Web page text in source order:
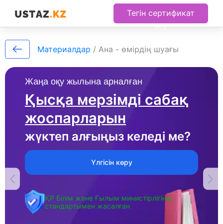
Тегін сертификат
алу
Жаңа оқу жылына арналған
Қысқа мерзімді сабақ
жоспарларын
жүктеп алғыңыз келеді ме?
Үлгісін көру
ҚР Білім және Ғылым министірлігінің
стандартымен жасалған
Материалдар / Ана - өмірдің шуағы